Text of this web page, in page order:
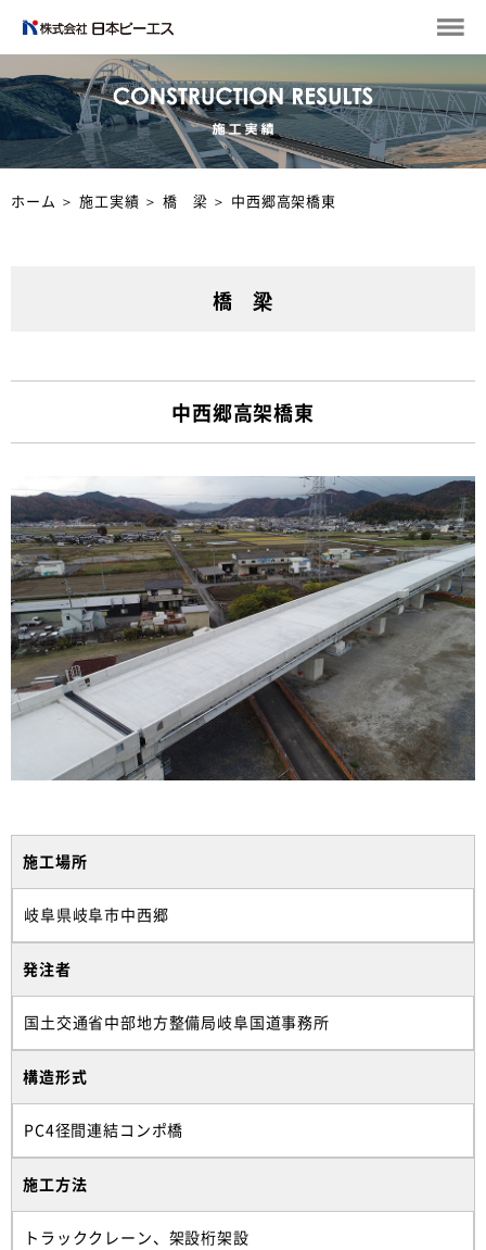
ホーム ＞施工実績 ＞ 橋 梁 ＞ 中西郷高架橋東
橋 梁
中西郷高架橋東
施工場所
岐阜県岐阜市中西郷
発注者
国土交通省中部地方整備局岐阜国道事務所
構造形式
PC4径間連結コンポ橋
施工方法
トラッククレーン、架設桁架設